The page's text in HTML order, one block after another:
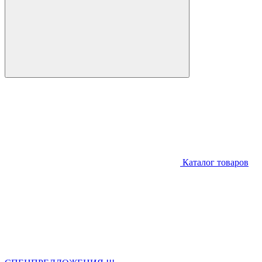
Каталог товаров